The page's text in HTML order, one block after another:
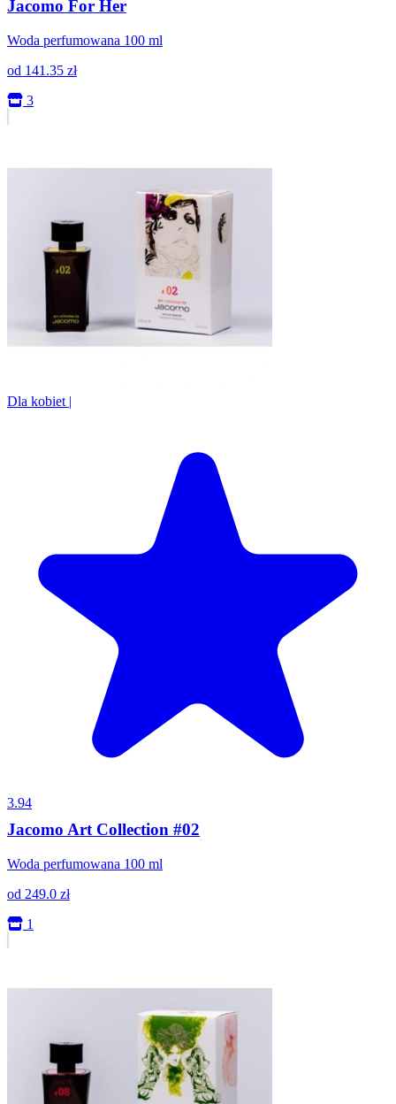
Jacomo For Her
Woda perfumowana 100 ml
od 141.35 zł
3
Dla kobiet |
3.94
Jacomo Art Collection #02
Woda perfumowana 100 ml
od 249.0 zł
1